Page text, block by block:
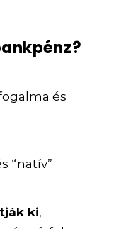
és
“natív”
ki,